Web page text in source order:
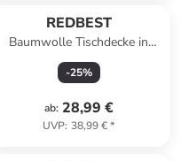
REDBEST
Baumwolle Tischdecke in
salbei
-25%
ab: 28,99 €
UVP: 38,99 €*